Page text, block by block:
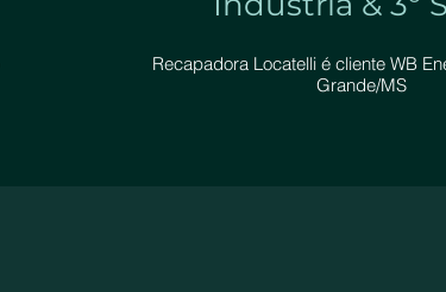
Recapadora Locatelli é cliente WB
Grande/MS